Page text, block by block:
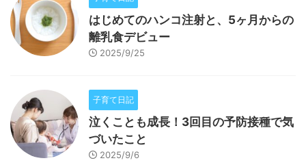
はじめてのハンコ注射と、5ヶ月からの
離乳食デビュー
2025/9/25
子育て日記
泣くことも成長！3回目の予防接種で気
づいたこと
2025/9/6